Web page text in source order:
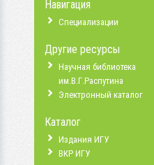
Навигация
Специализации
Другие ресурсы
Научная библиотека
им.В.Г.Распутина
Электронный каталог
Каталог
Издания ИГУ
ВКР ИГУ